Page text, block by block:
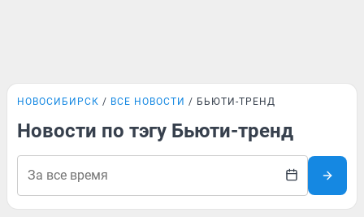
НОВОСИБИРСК ВСЕ НОВОСТИ БЬЮТИ-ТРЕНД
Новости по тэгу Бьюти-тренд